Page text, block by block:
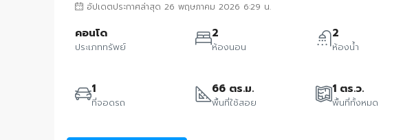
อัปเดตประกาศล่าสุด 26 พฤษภาคม 2026 6:29 น.
คอนโด
ประเภททรัพย์
2
ห้องนอน
2
ห้องน้ำ
1
ที่จอดรถ
66 ตร.ม.
พื้นที่ใช้สอย
1 ตร.ว.
พื้นที่ทั้งหมด